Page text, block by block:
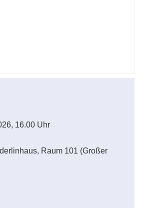
16.00 Uhr
Raum 101 (Großer